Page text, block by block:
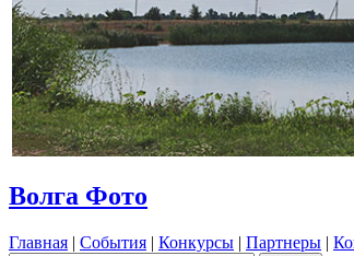
Волга Фото
Главная | События | Конкурсы | Партнеры |